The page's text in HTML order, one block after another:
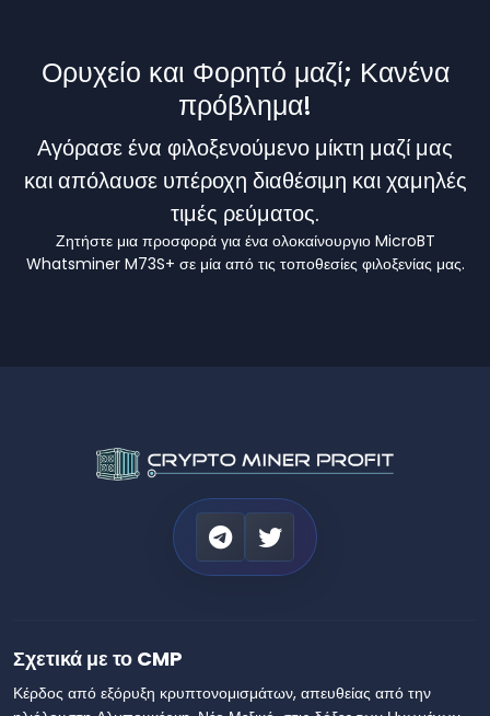
Ορυχείο και Φορητό μαζί; Κανένα
πρόβλημα!
Αγόρασε ένα φιλοξενούμενο μίκτη μαζί μας
και απόλαυσε υπέροχη διαθέσιμη και χαμηλές
τιμές ρεύματος.
Ζητήστε μια προσφορά για ένα ολοκαίνουργιο MicroBT
Whatsminer M73S+ σε μία από τις τοποθεσίες φιλοξενίας μας.
Σχετικά με το CMP
Κέρδος από εξόρυξη κρυπτονομισμάτων, απευθείας από την